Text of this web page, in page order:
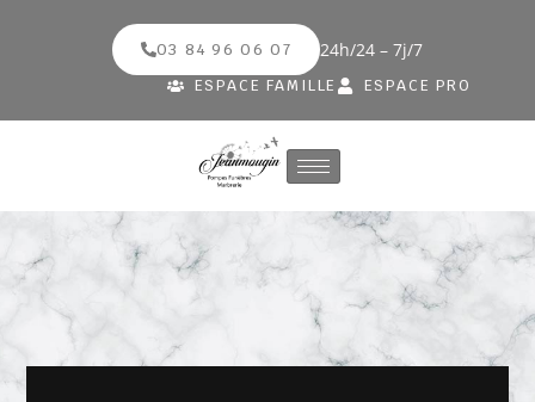
03 84 96 06 07 24h/24 – 7j/7
ESPACE FAMILLE ESPACE PRO